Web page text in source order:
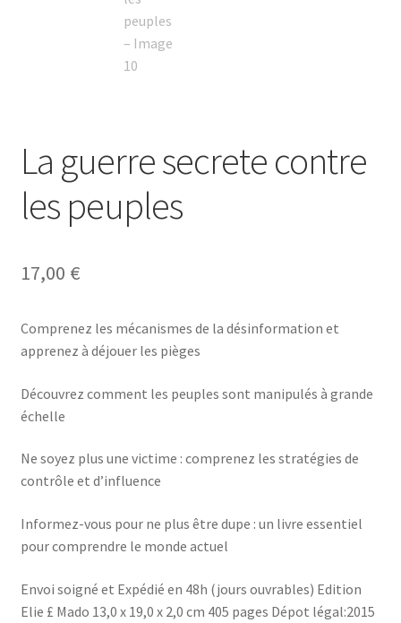
La guerre secrete contre
les peuples
17,00 €
Comprenez les mécanismes de la désinformation et
apprenez à déjouer les pièges
Découvrez comment les peuples sont manipulés à grande
échelle
Ne soyez plus une victime : comprenez les stratégies de
contrôle et d’influence
Informez-vous pour ne plus être dupe : un livre essentiel
pour comprendre le monde actuel
Envoi soigné et Expédié en 48h (jours ouvrables) Edition
Elie £ Mado 13,0 x 19,0 x 2,0 cm 405 pages Dépot légal:2015